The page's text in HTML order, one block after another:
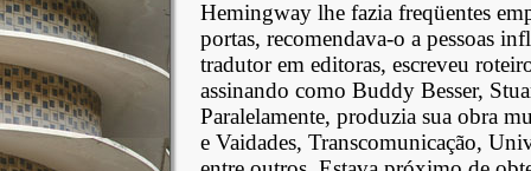
Hemingway lhe fazia freqüentes
portas, recomendava-o a pessoas
tradutor em editoras, escreveu
assinando como Buddy Besser,
Paralelamente, produzia sua obra
e Vaidades, Transcomunicação,